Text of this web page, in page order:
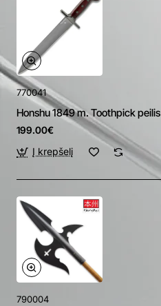
770041
Honshu 1849 m. Toothpick peilis
199.00€
Į krepšelį
790004